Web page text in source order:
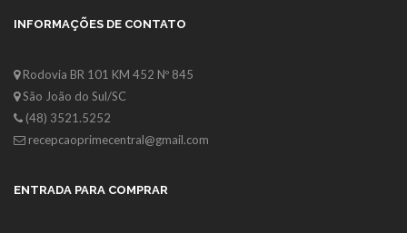
INFORMAÇÕES DE CONTATO
Rodovia BR 101 KM 452 Nº 845
São João do Sul/SC
(48) 3521.5252
recepcaoprimecentral@gmail.com
ENTRADA PARA COMPRAR